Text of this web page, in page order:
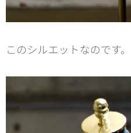
このシルエットなのです。